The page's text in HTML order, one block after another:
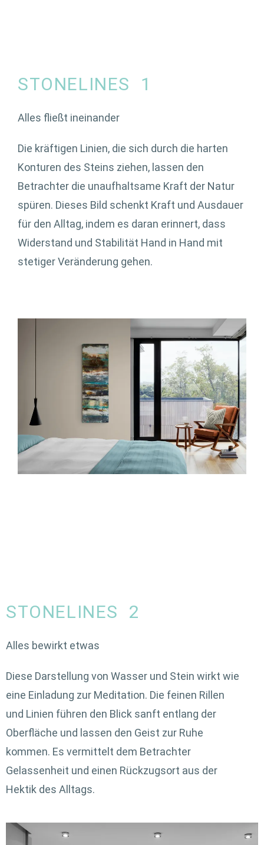
STONELINES 1
Alles fließt ineinander
Die kräftigen Linien, die sich durch die harten
Konturen des Steins ziehen, lassen den
Betrachter die unaufhaltsame Kraft der Natur
spüren. Dieses Bild schenkt Kraft und Ausdauer
für den Alltag, indem es daran erinnert, dass
Widerstand und Stabilität Hand in Hand mit
stetiger Veränderung gehen.
STONELINES 2
Alles bewirkt etwas
Diese Darstellung von Wasser und Stein wirkt wie
eine Einladung zur Meditation. Die feinen Rillen
und Linien führen den Blick sanft entlang der
Oberfläche und lassen den Geist zur Ruhe
kommen. Es vermittelt dem Betrachter
Gelassenheit und einen Rückzugsort aus der
Hektik des Alltags.